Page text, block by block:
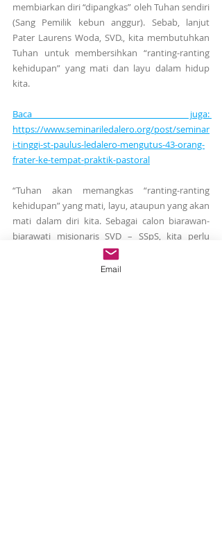
membiarkan diri “dipangkas” oleh Tuhan sendiri
(Sang Pemilik kebun anggur). Sebab, lanjut
Pater Laurens Woda, SVD., kita membutuhkan
Tuhan untuk membersihkan “ranting-ranting
kehidupan” yang mati dan layu dalam hidup
kita.
https://www.seminariledalero.org/post/seminar
i-tinggi-st-paulus-ledalero-mengutus-43-orang-
frater-ke-tempat-praktik-pastoral
“Tuhan akan memangkas “ranting-ranting
kehidupan” yang mati, layu, ataupun yang akan
mati dalam diri kita. Sebagai calon biarawan-
biarawati misionaris SVD – SSpS, kita perlu
membiarkan diri dibarui oleh Tuhan. Sebab
selama ini, kita selalu dijejali oleh ekspektasi-
Email